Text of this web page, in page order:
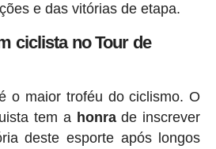
e das vitórias de etapa.
ciclista no Tour de
o maior troféu do ciclismo. O
tem a honrade inscrever
deste esporte após longos